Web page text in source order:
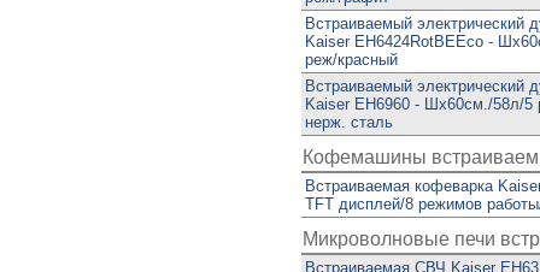
Встраиваемый электрический
Kaiser EH6424RotBEEco -
реж/красный
Встраиваемый электрический
Kaiser EH6960 - Шx60см./58л/5
нерж. сталь
Кофемашины
Встраиваемая кофеварка
TFT дисплей/8 режимов
Микроволновые печи
Встраиваемая СВЧ Kaiser